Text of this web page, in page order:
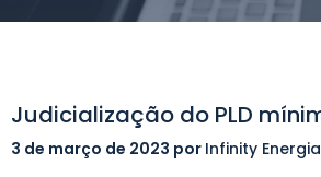
Judicialização do PLD
3 de março de 2023 por Infinity